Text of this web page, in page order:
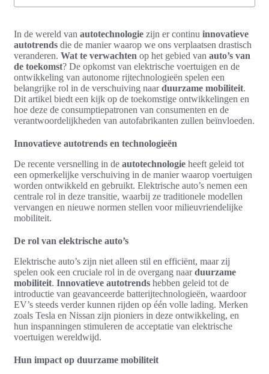
In de wereld van autotechnologie zijn er continu innovatieve
autotrends die de manier waarop we ons verplaatsen drastisch
veranderen. Wat te verwachten op het gebied van auto’s van
de toekomst? De opkomst van elektrische voertuigen en de
ontwikkeling van autonome rijtechnologieën spelen een
belangrijke rol in de verschuiving naarduurzame mobiliteit.
Dit artikel biedt een kijk op de toekomstige ontwikkelingen en
hoe deze de consumptiepatronen van consumenten en de
verantwoordelijkheden van autofabrikanten zullen beïnvloeden.
Innovatieve autotrends en technologieën
De recente versnelling in de autotechnologie heeft geleid tot
een opmerkelijke verschuiving in de manier waarop voertuigen
worden ontwikkeld en gebruikt. Elektrische auto’s nemen een
centrale rol in deze transitie, waarbij ze traditionele modellen
vervangen en nieuwe normen stellen voor milieuvriendelijke
mobiliteit.
De rol van elektrische auto’s
Elektrische auto’s zijn niet alleen stil en efficiënt, maar zij
spelen ook een cruciale rol in de overgang naarduurzame
mobiliteit. Innovatieve autotrends hebben geleid tot de
introductie van geavanceerde batterijtechnologieën, waardoor
EV’s steeds verder kunnen rijden op één volle lading. Merken
zoals Tesla en Nissan zijn pioniers in deze ontwikkeling, en
hun inspanningen stimuleren de acceptatie van elektrische
voertuigen wereldwijd.
Hun impact op duurzame mobiliteit